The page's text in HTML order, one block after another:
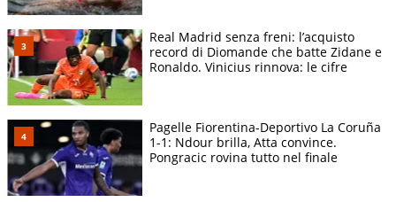
Real Madrid senza freni: l’acquisto
record di Diomande che batte Zidane e
Ronaldo. Vinicius rinnova: le cifre
Pagelle Fiorentina-Deportivo La Coruña
1-1: Ndour brilla, Atta convince.
Pongracic rovina tutto nel finale